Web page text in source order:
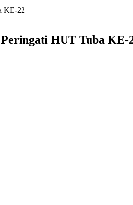
KE-22
HUT Tuba KE-